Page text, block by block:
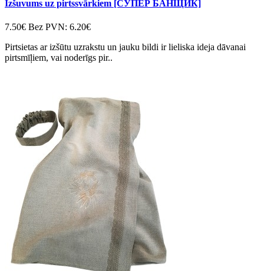
Izšuvums uz pirtssvārkiem [СУПЕР БАНЩИК]
7.50€ Bez PVN: 6.20€
Pirtsietas ar izšūtu uzrakstu un jauku bildi ir lieliska ideja dāvanai
pirtsmīļiem, vai noderīgs pir..